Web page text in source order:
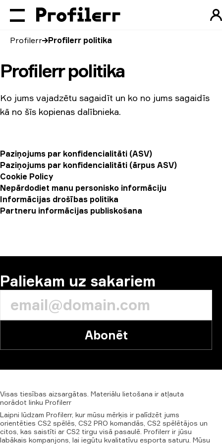
Profilerr Profilerr politika
Profilerr politika
Ko jums vajadzētu sagaidīt un ko no jums sagaidīs
kā no šīs kopienas dalībnieka.
Paziņojums par konfidencialitāti (ASV)
Paziņojums par konfidencialitāti (ārpus ASV)
Cookie Policy
Nepārdodiet manu personisko informāciju
Informācijas drošības politika
Partneru informācijas publiskošana
Paliekam uz sakariem
Abonēt
Visas tiesības aizsargātas. Materiālu lietošana ir atļauta
norādot linku Profilerr
Laipni lūdzam Profilerr, kur mūsu mērķis ir palīdzēt jums
orientēties CS2 spēlēs, CS2 PRO komandās, CS2 spēlētājos un
citos, kas saistīti ar CS2 tirgu visā pasaulē. Profilerr ir jūsu
labākais kompanjons, lai iegūtu kvalitatīvu esporta saturu. Mūsu